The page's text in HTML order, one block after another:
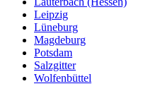
Leipzig
Lüneburg
Magdeburg
Potsdam
Salzgitter
Wolfenbüttel